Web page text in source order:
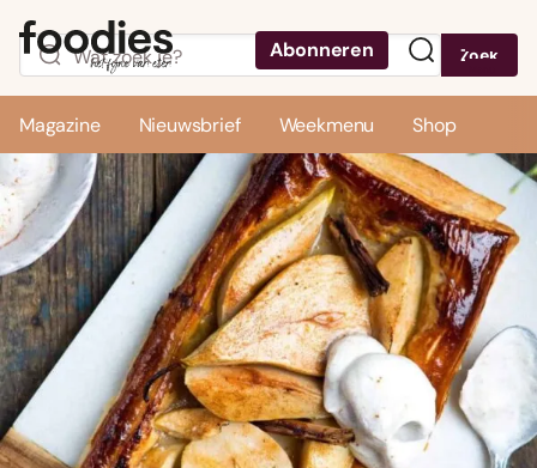
Abonneren Zoek
Magazine Nieuwsbrief Weekmenu Shop